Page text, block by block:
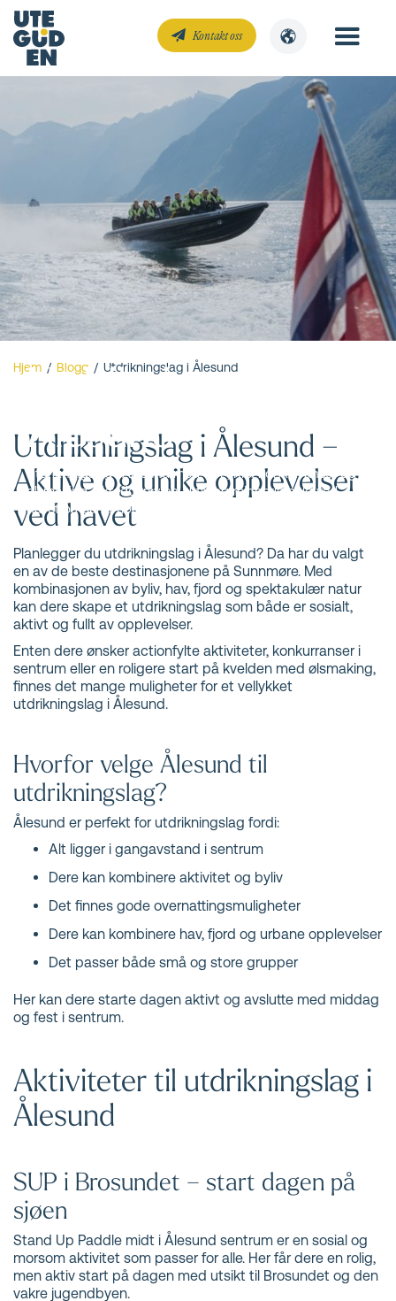
Kontakt oss
Utdrikningslag i
Ålesund
Utdrikningslag i Ålesund med SUP, RIB, konkurranser og
ølsmaking. Skreddersy en aktiv og minnerik helg ved
havet på Sunnmøre.
Hjem / Blogg / Utdrikningslag i Ålesund
Utdrikningslag i Ålesund –
Aktive og unike opplevelser
ved havet
Planlegger du utdrikningslag i Ålesund? Da har du valgt
en av de beste destinasjonene på Sunnmøre. Med
kombinasjonen av byliv, hav, fjord og spektakulær natur
kan dere skape et utdrikningslag som både er sosialt,
aktivt og fullt av opplevelser.
Enten dere ønsker actionfylte aktiviteter, konkurranser i
sentrum eller en roligere start på kvelden med ølsmaking,
finnes det mange muligheter for et vellykket
utdrikningslag i Ålesund.
Hvorfor velge Ålesund til
utdrikningslag?
Ålesund er perfekt for utdrikningslag fordi:
Alt ligger i gangavstand i sentrum
Dere kan kombinere aktivitet og byliv
Det finnes gode overnattingsmuligheter
Dere kan kombinere hav, fjord og urbane opplevelser
Det passer både små og store grupper
Her kan dere starte dagen aktivt og avslutte med middag
og fest i sentrum.
Aktiviteter til utdrikningslag i
Ålesund
SUP i Brosundet – start dagen på
sjøen
Stand Up Paddle midt i Ålesund sentrum er en sosial og
morsom aktivitet som passer for alle. Her får dere en rolig,
men aktiv start på dagen med utsikt til Brosundet og den
vakre jugendbyen.